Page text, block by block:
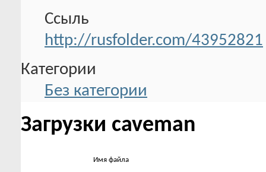
Ссыль
http://rusfolder.com/43952821
Категории
Без категории
Загрузки caveman
Имя файла